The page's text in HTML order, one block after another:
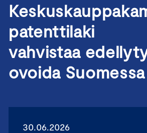
patenttilaki
vahvistaa
ovoida Suomessa
30.06.2026